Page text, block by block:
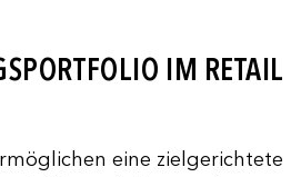
IM RETAIL
eine zielgerichtete